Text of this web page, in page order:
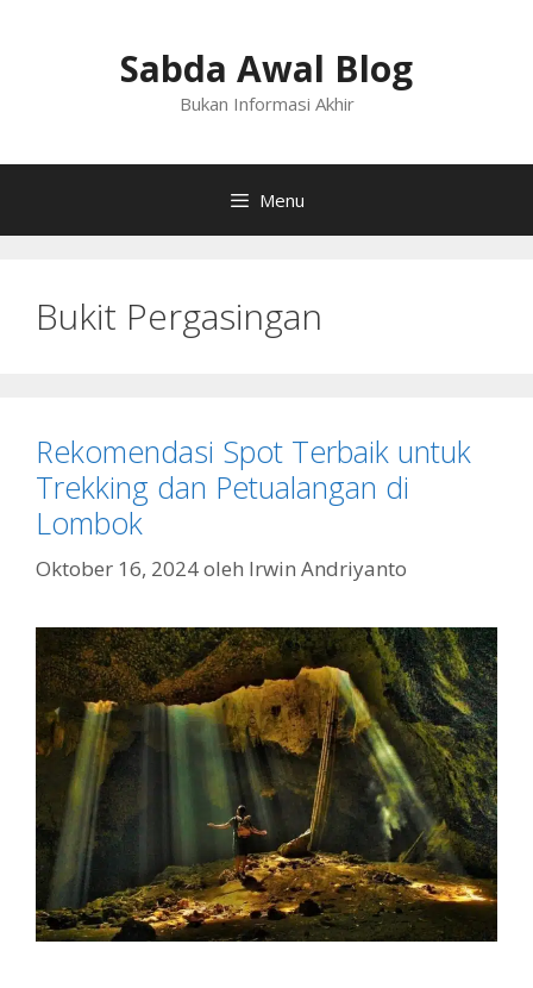
Sabda Awal Blog
Bukan Informasi Akhir
Menu
Bukit Pergasingan
Rekomendasi Spot Terbaik untuk
Trekking dan Petualangan di
Lombok
Oktober 16, 2024oleh Irwin Andriyanto